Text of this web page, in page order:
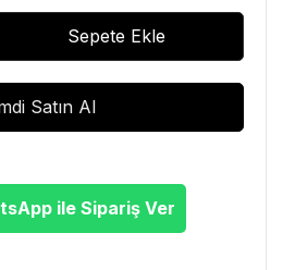
Sepete Ekle
Satın Al
ile Sipariş Ver